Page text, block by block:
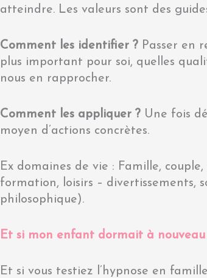
atteindre. Les valeurs sont des
Comment les identifier ? Passer en
plus important pour soi, quelles
nous en rapprocher.
Comment les appliquer ? Une fois
moyen d’actions concrètes.
Ex domaines de vie : Famille,
formation, loisirs – divertissements,
philosophique).
Et si mon enfant dormait à
Et si vous testiez l’hypnose en